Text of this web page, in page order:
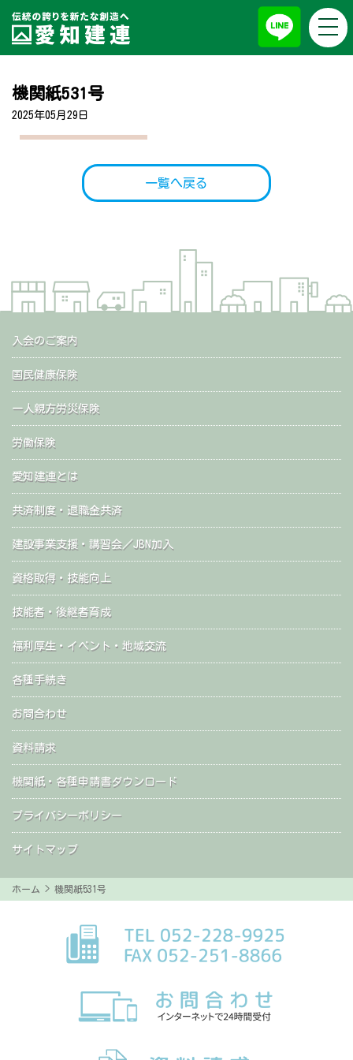
機関紙531号
2025年05月29日
一覧へ戻る
入会のご案内
国民健康保険
一人親方労災保険
労働保険
愛知建連とは
共済制度・退職金共済
建設事業支援・講習会／JBN加入
資格取得・技能向上
技能者・後継者育成
福利厚生・イベント・地域交流
各種手続き
お問合わせ
資料請求
機関紙・各種申請書ダウンロード
プライバシーポリシー
サイトマップ
ホーム > 機関紙531号